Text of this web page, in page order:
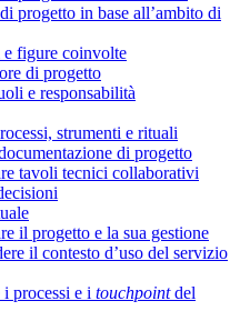
progetto in base all’ambito di
figure coinvolte
di progetto
e responsabilità
strumenti e rituali
di progetto
tavoli tecnici collaborativi
il progetto e la sua gestione
il contesto d’uso del servizio
processi e i touchpointdel